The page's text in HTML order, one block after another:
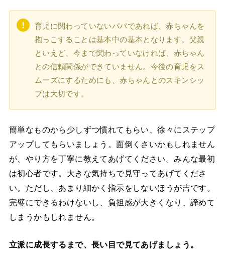
育児に関わっていないパパであれば、赤ちゃんを
抱っこすることは基本中の基本となります。父親
といえど、今まで関わっていなければ、赤ちゃん
との信頼関係ができていません。今後の育児をス
ムーズにするためにも、赤ちゃんとのスキンシッ
プは大切です。
簡単なものから少しずつ慣れてもらい、徐々にステップ
アップしてもらいましょう。面倒くさいかもしれません
が、やり方を丁寧に教えてあげてください。みんな最初
は初心者です。大きな気持ちで見守ってあげてくださ
い。ただし、あまり細かく指示をしないほうが吉です。
完璧にできるわけないし、負担感が大きくなり、諦めて
しまうかもしれません。
立派に成長するまで、長い目で見てあげましょう。